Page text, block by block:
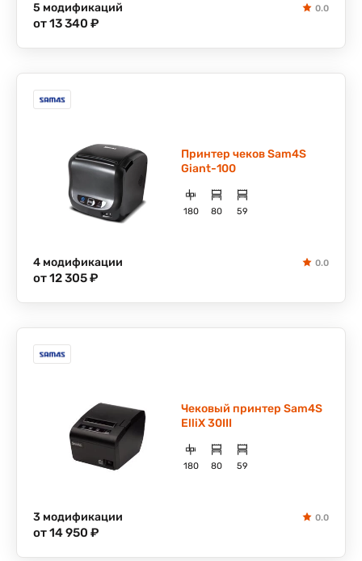
5 модификаций 0.0
от 13 340 ₽
Принтер чеков Sam4S
Giant-100
180 80 59
4 модификации 0.0
от 12 305 ₽
Чековый принтер Sam4S
ElliX 30III
180 80 59
3 модификации 0.0
от 14 950 ₽